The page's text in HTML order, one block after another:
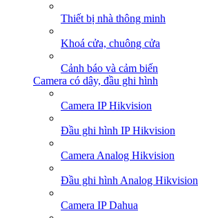
Thiết bị nhà thông minh
Khoá cửa, chuông cửa
Cảnh báo và cảm biến
Camera có dây, đầu ghi hình
Camera IP Hikvision
Đầu ghi hình IP Hikvision
Camera Analog Hikvision
Đầu ghi hình Analog Hikvision
Camera IP Dahua